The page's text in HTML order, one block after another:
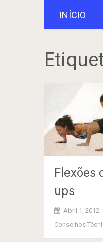
INÍCIO
Flexões
ups
Abril 1, 2012
Conselhos